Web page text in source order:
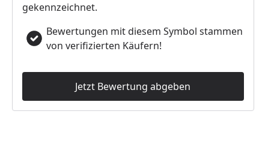
gekennzeichnet.
Bewertungen mit diesem Symbol stammen
von verifizierten Käufern!
Jetzt Bewertung abgeben